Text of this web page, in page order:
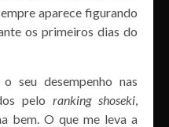
aparece figurando
os primeiros dias do
seu desempenho nas
pelo ranking shoseki
bem. O que me leva a